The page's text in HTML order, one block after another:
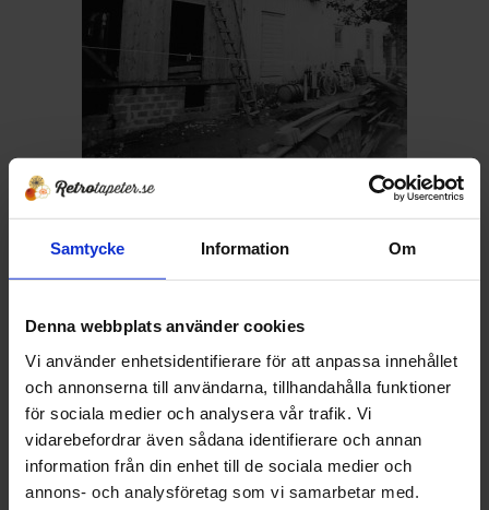
Samtycke Information Om
Denna webbplats använder cookies
Vi använder enhetsidentifierare för att anpassa innehållet
och annonserna till användarna, tillhandahålla funktioner
för sociala medier och analysera vår trafik. Vi
vidarebefordrar även sådana identifierare och annan
information från din enhet till de sociala medier och
annons- och analysföretag som vi samarbetar med.
Med tiden byggdes det ut i etapper..
När John gick bort tog Henry över kommersen och
fortsatte att göra lanthandeln och tapet butiken vida
gång besökt den vida kända lanthandeln med ett tapet
utbud utöver det vanliga, sökte man tapeter då vände
man sig självklart till Sälleryds Tapet och Lanthandel då
utbudet var enormt och återfinnes i de flesta gamla
stugor i Blekinge. Tapet utbudet växte och man köpte
hela tiden in nytt vilket resulterade i ett enormt lager
som sällan tidigare skådats. Tyvärr hade under slutet på